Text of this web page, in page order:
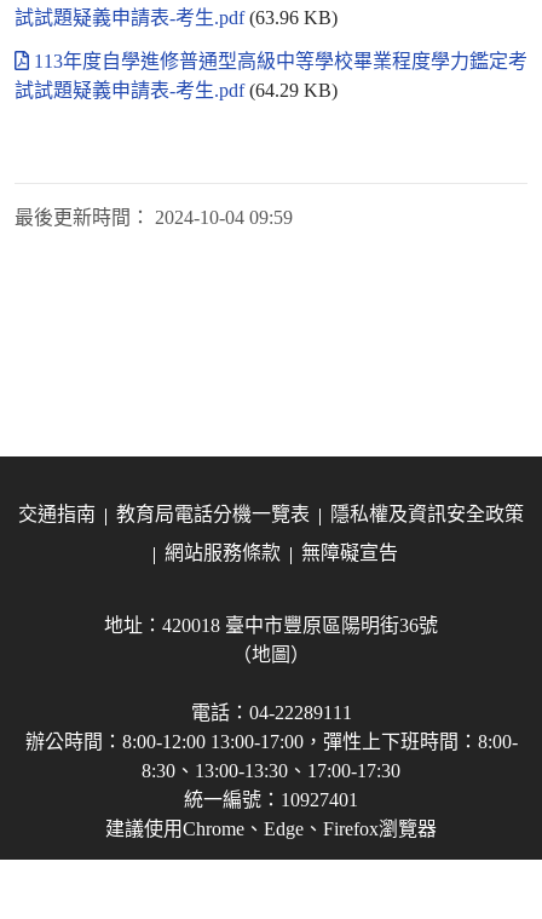
試試題疑義申請表-考生.pdf(63.96 KB)
113年度自學進修普通型高級中等學校畢業程度學力鑑定考
試試題疑義申請表-考生.pdf(64.29 KB)
最後更新時間： 2024-10-04 09:59
交通指南 教育局電話分機一覽表
隱私權及資訊安全政策
網站服務條款
無障礙宣告
地址：420018 臺中市豐原區陽明街36號
（地圖）
電話：04-22289111
辦公時間：8:00-12:00 13:00-17:00，彈性上下班時間：8:00-
8:30、13:00-13:30、17:00-17:30
統一編號：10927401
建議使用Chrome、Edge、Firefox瀏覽器